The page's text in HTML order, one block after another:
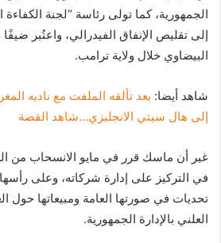
الجمهورية، كما تولى رئاسة “لجنة
إلى تقليص الإنفاق الفيدرالي، واعتُبر
البيضاوي خلال ولاية ترامب.
شاهد أيضا: بعد تألقه الملفت مع ناديه
إلى هال سيتي الانجليزي…شاهد القصة
غير أن ماسك قرر في مايو الانسحاب من
في التركيز على إدارة شركاته، وعلى
تحديات في صورتها العامة ومبيعاتها حول
العلني بالإدارة الجمهورية.